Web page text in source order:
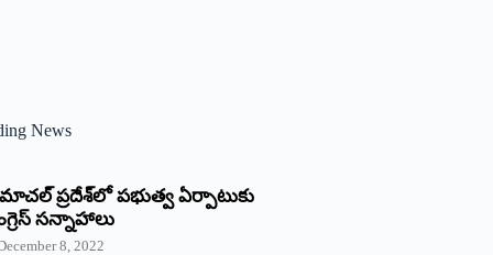
News
‌ప్రదేశ్‌లో పభుత్వ ఏర్పాటుకు
‌సన్నాహాలు
8, 2022